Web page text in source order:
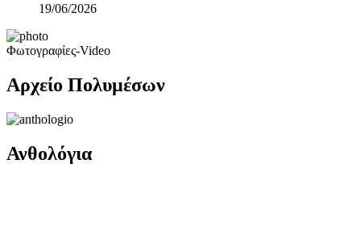
19/06/2026
Φωτογραφίες-Video
Αρχείο Πολυμέσων
Ανθολόγια